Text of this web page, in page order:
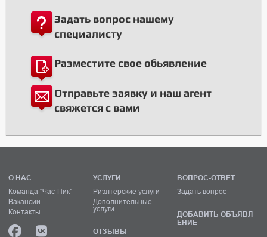
Задать вопрос нашему
специалисту
Разместите свое обьявление
Отправьте заявку и наш агент
свяжется с вами
О НАС
Команда "Час-Пик"
Вакансии
Контакты
УСЛУГИ
Риэлтерские услуги
Дополнительные
услуги
ОТЗЫВЫ
ВОПРОС-ОТВЕТ
Задать вопрос
ДОБАВИТЬ ОБЪЯВЛ
ЕНИЕ